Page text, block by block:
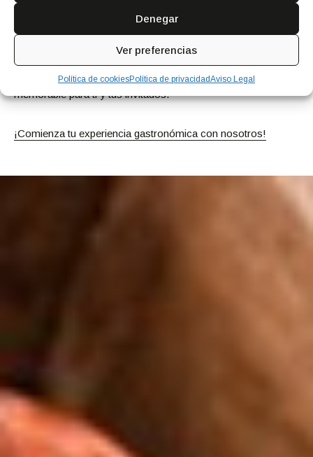
Denegar
Ver preferencias
Política de cookiesPolítica de privacidadAviso Legal
para bodas en Ibiza
privadas. Con nuestra cocina central equipada con tecnología
de última generación, garantizamos una logística impecable y
una calidad gastronómica excepcional. Cada
que gestionamos se convierte en una experiencia
memorable para ti y tus invitados.
¡Comienza tu experiencia gastronómica con nosotros!